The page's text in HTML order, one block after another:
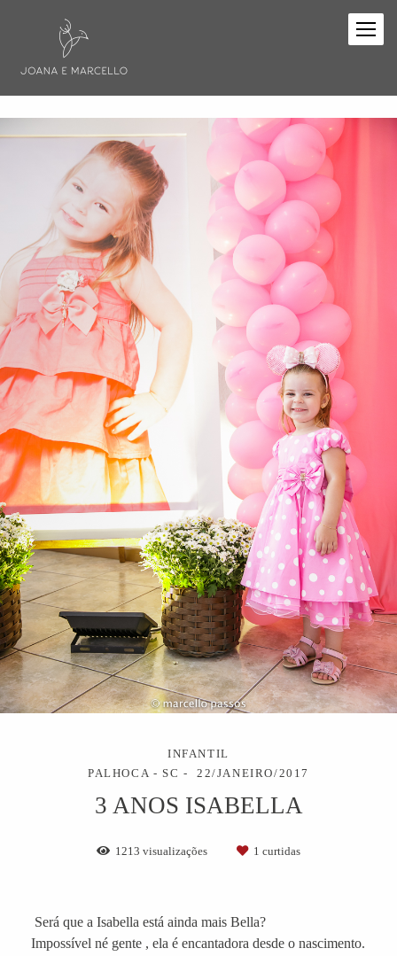
INFANTIL
PALHOCA - SC
22/JANEIRO/2017
3 ANOS ISABELLA
1213 visualizações 1 curtidas
Será que a Isabella está ainda mais Bella?
Impossível né gente , ela é encantadora desde o nascimento.